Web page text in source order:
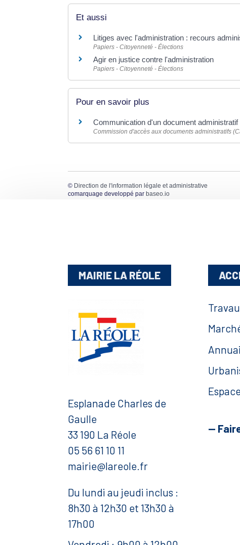
Et aussi
Litiges avec l'administration : recours
Papiers - Citoyenneté - Élections
Agir en justice contre l'administration
Papiers - Citoyenneté - Élections
Pour en savoir plus
Communication d'un document administratif
Commission d'accès aux documents administratifs
© Direction de l'information légale et administrative
comarquage developpé par baseo.io
MAIRIE LA RÉOLE
Esplanade Charles de
Gaulle
33 190 La Réole
05 56 61 10 11
mairie@lareole.fr
Du lundi au jeudi inclus :
8h30 à 12h30 et 13h30 à
17h00
—